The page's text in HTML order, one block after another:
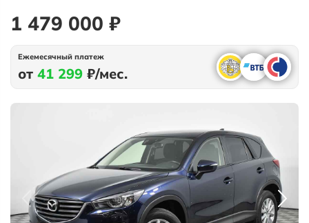
1 479 000 ₽
Ежемесячный платеж
от 41 299 ₽/мес.